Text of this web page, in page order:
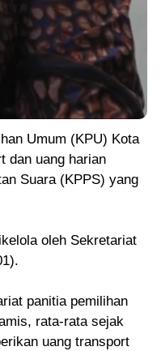
Umum (KPU) Kota
dan uang harian
Suara (KPPS) yang
oleh Sekretariat
panitia pemilihan
rata-rata sejak
uang transport